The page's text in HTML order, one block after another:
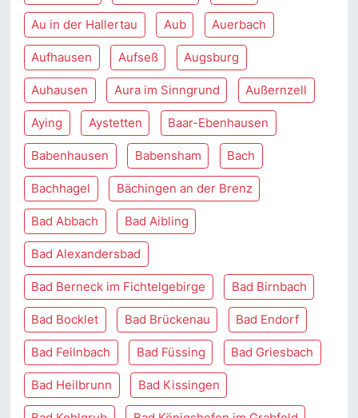
Au in der Hallertau Aub Auerbach
Aufhausen Aufseß Augsburg
Auhausen Aura im Sinngrund Außernzell
Aying Aystetten Baar-Ebenhausen
Babenhausen Babensham Bach
Bachhagel Bächingen an der Brenz
Bad Abbach Bad Aibling
Bad Alexandersbad
Bad Berneck im Fichtelgebirge Bad Birnbach
Bad Bocklet Bad Brückenau Bad Endorf
Bad Feilnbach Bad Füssing Bad Griesbach
Bad Heilbrunn Bad Kissingen